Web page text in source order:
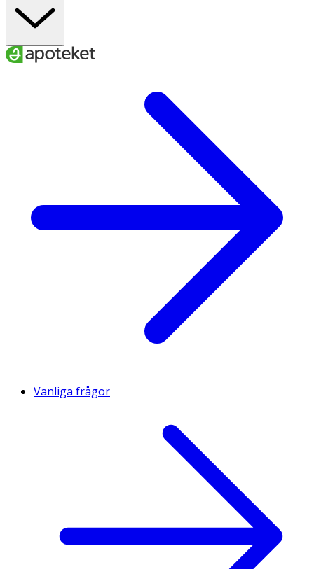
Vanliga frågor